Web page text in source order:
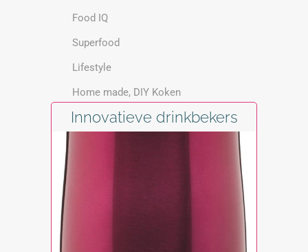
Food IQ
Superfood
Lifestyle
Home made, DIY Koken
Innovatieve drinkbekers